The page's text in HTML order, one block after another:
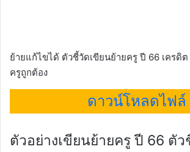
ย้ายแก้ไขได้ ตัวชี้วัดเขียนย้ายครู ปี 66 เครดิ
ครูถูกต้อง
ดาวน์โหลดไฟล์
ตัวอย่างเขียนย้ายครู ปี 66 ตั